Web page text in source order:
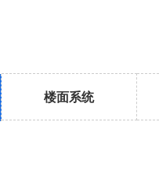
楼面系统